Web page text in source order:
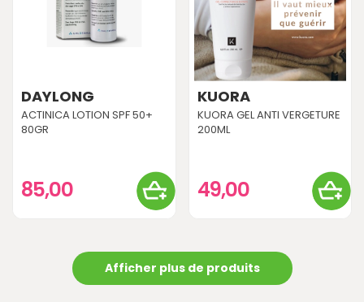
DAYLONG
ACTINICA LOTION SPF 50+
80GR
85,00
KUORA
KUORA GEL ANTI VERGETURE
200ML
49,00
Afficher plus de produits